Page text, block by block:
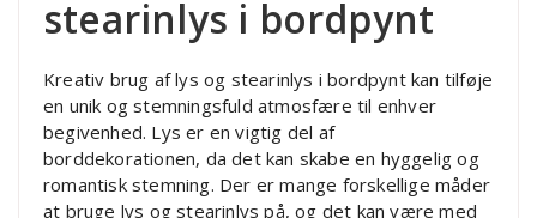
stearinlys i bordpynt
Kreativ brug af lys og stearinlys i bordpynt kan tilføje
en unik og stemningsfuld atmosfære til enhver
begivenhed. Lys er en vigtig del af
borddekorationen, da det kan skabe en hyggelig og
romantisk stemning. Der er mange forskellige måder
at bruge lys og stearinlys på, og det kan være med